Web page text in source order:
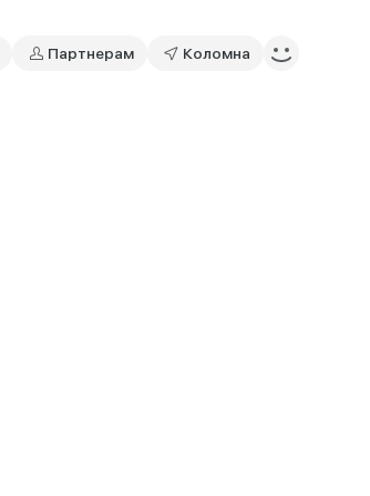
Партнерам Коломна